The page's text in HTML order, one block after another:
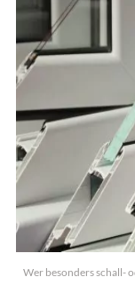
Wer besonders schall-